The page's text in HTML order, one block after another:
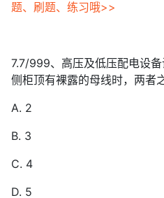
题、刷题、练习哦>>
7.7/999、高压及低压配电设
侧柜顶有裸露的母线时，两者
A. 2
B. 3
C. 4
D. 5